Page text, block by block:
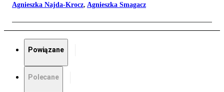
Agnieszka Najda-Krocz, Agnieszka Smagacz
Powiązane
Polecane